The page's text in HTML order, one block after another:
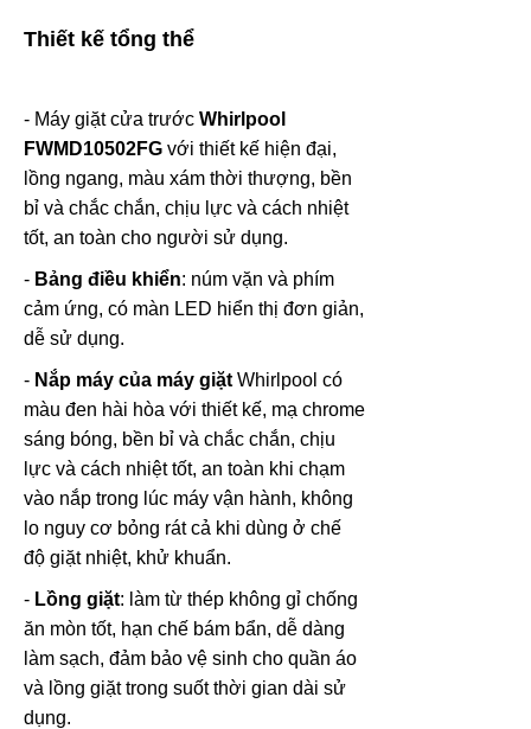
Thiết kế tổng thể
- Máy giặt cửa trước Whirlpool
FWMD10502FG với thiết kế hiện đại,
lồng ngang, màu xám thời thượng, bền
bỉ và chắc chắn, chịu lực và cách nhiệt
tốt, an toàn cho người sử dụng.
- Bảng điều khiển: núm vặn và phím
cảm ứng, có màn LED hiển thị đơn giản,
dễ sử dụng.
- Nắp máy của máy giặt Whirlpool có
màu đen hài hòa với thiết kế, mạ chrome
sáng bóng, bền bỉ và chắc chắn, chịu
lực và cách nhiệt tốt, an toàn khi chạm
vào nắp trong lúc máy vận hành, không
lo nguy cơ bỏng rát cả khi dùng ở chế
độ giặt nhiệt, khử khuẩn.
- Lồng giặt: làm từ thép không gỉ chống
ăn mòn tốt, hạn chế bám bẩn, dễ dàng
làm sạch, đảm bảo vệ sinh cho quần áo
và lồng giặt trong suốt thời gian dài sử
dụng.